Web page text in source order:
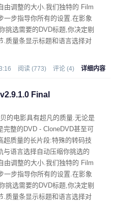
由调整的大小.我们独特的 Film
一步指导你所有的设置.在影象
挑选需要的DVD标题,你决定剔
.质量条显示标题和语言选择对
阅读 (773) 评论 (4) 详细内容
Final
的电影具有超凡的质量.无论是
完整的DVD - CloneDVD甚至可
超质量的长片段:特殊的转码技
与语言选择自动压缩你挑选的
由调整的大小.我们独特的 Film
一步指导你所有的设置.在影象
挑选需要的DVD标题,你决定剔
.质量条显示标题和语言选择对